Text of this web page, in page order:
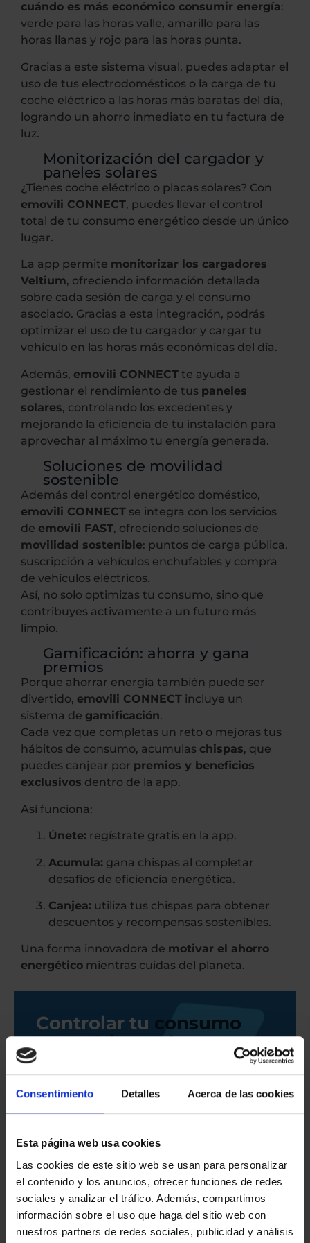
Consentimiento Detalles Acerca de las cookies
Esta página web usa cookies
Las cookies de este sitio web se usan para personalizar
el contenido y los anuncios, ofrecer funciones de redes
sociales y analizar el tráfico. Además, compartimos
información sobre el uso que haga del sitio web con
nuestros partners de redes sociales, publicidad y análisis
cuándo es más económico consumir energía:
verde para las horas valle, amarillo para las
horas llanas y rojo para las horas punta.
Gracias a este sistema visual, puedes adaptar el
uso de tus electrodomésticos o la carga de tu
coche eléctrico a las horas más baratas del día,
logrando un ahorro inmediato en tu factura de
luz.
Monitorización del cargador y
paneles solares
¿Tienes coche eléctrico o placas solares? Con
emovili CONNECT, puedes llevar el control
total de tu consumo energético desde un único
lugar.
La app permite monitorizar los cargadores
Veltium, ofreciendo información detallada
sobre cada sesión de carga y el consumo
asociado. Gracias a esta integración, podrás
optimizar el uso de tu cargador y cargar tu
vehículo en las horas más económicas del día.
Además, emovili CONNECT te ayuda a
gestionar el rendimiento de tus paneles
solares, controlando los excedentes y
mejorando la eficiencia de tu instalación para
aprovechar al máximo tu energía generada.
Soluciones de movilidad
sostenible
Además del control energético doméstico,
emovili CONNECT se integra con los servicios
de emovili FAST, ofreciendo soluciones de
movilidad sostenible: puntos de carga pública,
suscripción a vehículos enchufables y compra
de vehículos eléctricos.
Así, no solo optimizas tu consumo, sino que
contribuyes activamente a un futuro más
limpio.
Gamificación: ahorra y gana
premios
Porque ahorrar energía también puede ser
divertido, emovili CONNECT incluye un
sistema de gamificación.
Cada vez que completas un reto o mejoras tus
hábitos de consumo, acumulas chispas, que
puedes canjear por premios y beneficios
exclusivos dentro de la app.
Así funciona:
Únete: regístrate gratis en la app.
Acumula: gana chispas al completar
desafíos de eficiencia energética.
Canjea: utiliza tus chispas para obtener
descuentos y recompensas sostenibles.
Una forma innovadora de motivar el ahorro
energético mientras cuidas del planeta.
Controlar tu consumo
energético y ahorrar,
nunca había sido tan
fácil
Optimización, eficiencia y ahorro
Comenzar GRATIS